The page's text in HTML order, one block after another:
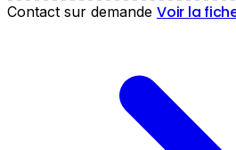
Contact sur demande Voir la